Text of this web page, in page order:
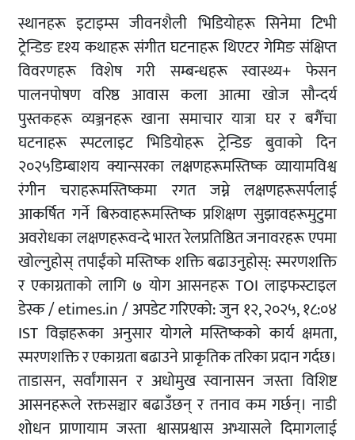
स्थानहरू इटाइम्स जीवनशैली भिडियोहरू सिनेमा टिभी
ट्रेन्डिङ दृश्य कथाहरू संगीत घटनाहरू थिएटर गेमिङ संक्षिप्त
विवरणहरू विशेष गरी सम्बन्धहरू स्वास्थ्य+ फेसन
पालनपोषण वरिष्ठ आवास कला आत्मा खोज सौन्दर्य
पुस्तकहरू व्यञ्जनहरू खाना समाचार यात्रा घर र बगैँचा
घटनाहरू स्पटलाइट भिडियोहरू ट्रेन्डिङ बुवाको दिन
२०२५डिम्बाशय क्यान्सरका लक्षणहरूमस्तिष्क व्यायामविश्व
रंगीन चराहरूमस्तिष्कमा रगत जम्ने लक्षणहरूसर्पलाई
आकर्षित गर्ने बिरुवाहरूमस्तिष्क प्रशिक्षण सुझावहरूमुटुमा
अवरोधका लक्षणहरूवन्दे भारत रेलप्रतिष्ठित जनावरहरू एपमा
खोल्नुहोस् तपाईंको मस्तिष्क शक्ति बढाउनुहोस्: स्मरणशक्ति
र एकाग्रताको लागि ७ योग आसनहरू TOI लाइफस्टाइल
डेस्क / etimes.in / अपडेट गरिएको: जुन १२, २०२५, १८:०४
IST विज्ञहरूका अनुसार योगले मस्तिष्कको कार्य क्षमता,
स्मरणशक्ति र एकाग्रता बढाउने प्राकृतिक तरिका प्रदान गर्दछ।
ताडासन, सर्वांगासन र अधोमुख स्वानासन जस्ता विशिष्ट
आसनहरूले रक्तसञ्चार बढाउँछन् र तनाव कम गर्छन्। नाडी
शोधन प्राणायाम जस्ता श्वासप्रश्वास अभ्यासले दिमागलाई